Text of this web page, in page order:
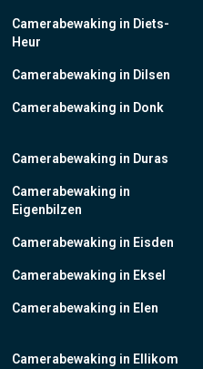
Camerabewaking in Diets-
Heur
Camerabewaking in Dilsen
Camerabewaking in Donk
Camerabewaking in Duras
Camerabewaking in
Eigenbilzen
Camerabewaking in Eisden
Camerabewaking in Eksel
Camerabewaking in Elen
Camerabewaking in Ellikom